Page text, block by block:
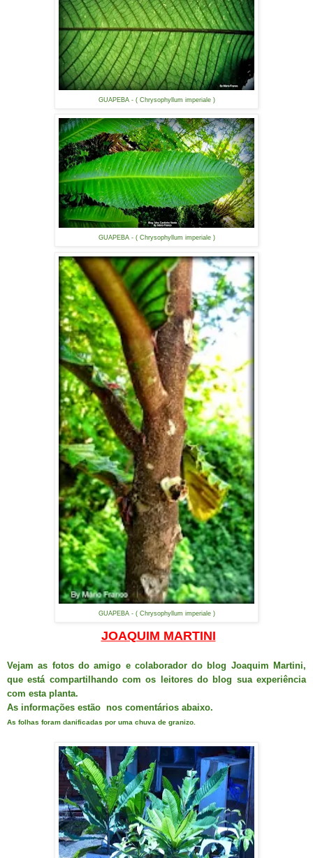
GUAPEBA - ( Chrysophyllum imperiale )
GUAPEBA - ( Chrysophyllum imperiale )
GUAPEBA - ( Chrysophyllum imperiale )
JOAQUIM MARTINI
Vejam as fotos do amigo e colaborador do blog Joaquim Martini,
que está compartilhando com os leitores do blog sua experiência
com esta planta.
As informações estão nos comentários abaixo.
As folhas foram danificadas por uma chuva de granizo.